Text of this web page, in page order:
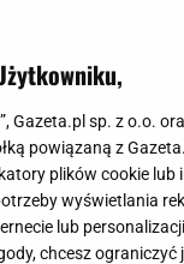
Gazeta.pl sp. z o.o.
powiązaną z
plików cookie
wyświetlania
lub
chcesz